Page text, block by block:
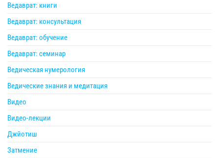
Ведаврат: книги
Ведаврат: консультация
Ведаврат: обучение
Ведаврат: семинар
Ведическая нумерология
Ведические знания и медитация
Видео
Видео-лекции
Джйотиш
Затмение